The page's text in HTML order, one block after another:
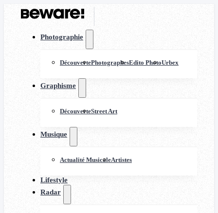
Photographie
DécouvertePhotographesEdito PhotoUrbex
Graphisme
DécouverteStreet Art
Musique
Actualité MusicaleArtistes
Lifestyle
Radar